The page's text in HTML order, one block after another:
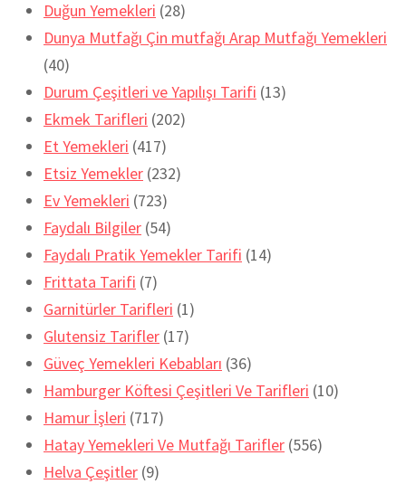
Duğun Yemekleri (28)
Dunya Mutfağı Çin mutfağı Arap Mutfağı Yemekleri
(40)
Durum Çeşitleri ve Yapılışı Tarifi (13)
Ekmek Tarifleri (202)
Et Yemekleri (417)
Etsiz Yemekler (232)
Ev Yemekleri (723)
Faydalı Bilgiler (54)
Faydalı Pratik Yemekler Tarifi (14)
Frittata Tarifi (7)
Garnitürler Tarifleri (1)
Glutensiz Tarifler (17)
Güveç Yemekleri Kebabları (36)
Hamburger Köftesi Çeşitleri Ve Tarifleri (10)
Hamur İşleri (717)
Hatay Yemekleri Ve Mutfağı Tarifler (556)
Helva Çeşitler (9)